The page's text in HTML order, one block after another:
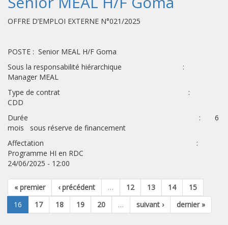
OFFRE D’EMPLOI EXTERNE N°021/2025
POSTE : Senior MEAL H/F Goma
Sous la responsabilité hiérarchique :
Manager MEAL
Type de contrat :
CDD
Durée : 6
mois sous réserve de financement
Affectation :
Programme HI en RDC
24/06/2025 - 12:00
« premier ‹ précédent … 12 13 14
15
16
17 18 19 20 … suivant › dernier »